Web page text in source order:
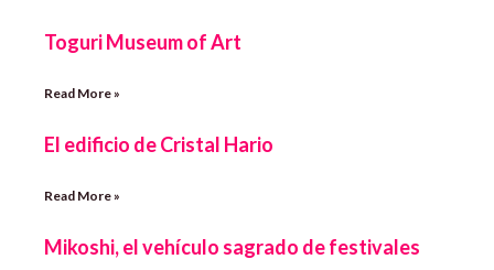
Toguri Museum of Art
Read More »
El edificio de Cristal Hario
Read More »
Mikoshi, el vehículo sagrado de festivales